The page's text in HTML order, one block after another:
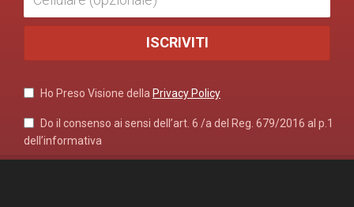
Ho Preso Visione della Privacy Policy
Do il consenso ai sensi dell’art. 6 /a del Reg. 679/2016 al p.1
dell’informativa